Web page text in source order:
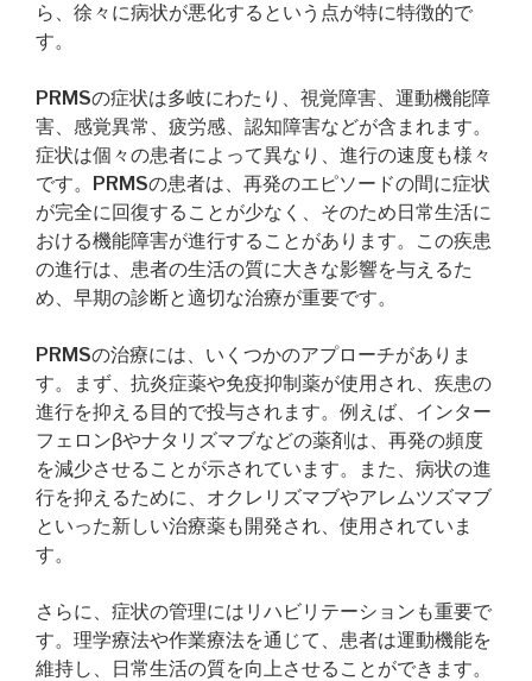
ら、徐々に病状が悪化するという点が特に特徴的で
す。
PRMSの症状は多岐にわたり、視覚障害、運動機能障
害、感覚異常、疲労感、認知障害などが含まれます。
症状は個々の患者によって異なり、進行の速度も様々
です。PRMSの患者は、再発のエピソードの間に症状
が完全に回復することが少なく、そのため日常生活に
おける機能障害が進行することがあります。この疾患
の進行は、患者の生活の質に大きな影響を与えるた
め、早期の診断と適切な治療が重要です。
PRMSの治療には、いくつかのアプローチがありま
す。まず、抗炎症薬や免疫抑制薬が使用され、疾患の
進行を抑える目的で投与されます。例えば、インター
フェロンβやナタリズマブなどの薬剤は、再発の頻度
を減少させることが示されています。また、病状の進
行を抑えるために、オクレリズマブやアレムツズマブ
といった新しい治療薬も開発され、使用されていま
す。
さらに、症状の管理にはリハビリテーションも重要で
す。理学療法や作業療法を通じて、患者は運動機能を
維持し、日常生活の質を向上させることができます。